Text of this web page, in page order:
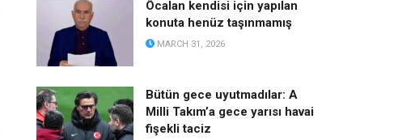
Öcalan kendisi için yapılan
konuta henüz taşınmamış
MARCH 31, 2026
Bütün gece uyutmadılar: A
Milli Takım’a gece yarısı havai
fişekli taciz